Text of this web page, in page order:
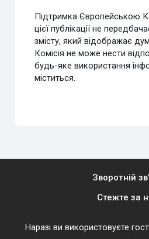
Підтримка Європейською
цієї публікації не
змісту, який відображає
Комісія не може нести
будь-яке використання
міститься.
Зворотній
Стежте за
Наразі ви використовуєте